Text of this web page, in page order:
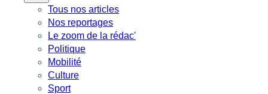
Tous nos articles
Nos reportages
Le zoom de la rédac'
Politique
Mobilité
Culture
Sport